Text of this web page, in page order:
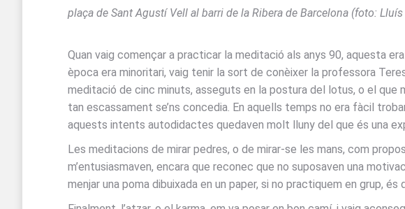
plaça de Sant Agustí Vell al barri de la Ribera de Barcelona (foto:
Quan vaig començar a practicar la meditació als anys 90, aquesta
època era minoritari, vaig tenir la sort de conèixer la professora
meditació de cinc minuts, asseguts en la postura del lotus, o el que
tan escassament se’ns concedia. En aquells temps no era fàcil
aquests intents autodidactes quedaven molt lluny del que és una
Les meditacions de mirar pedres, o de mirar-se les mans, com
m’entusiasmaven, encara que reconec que no suposaven una
menjar una poma dibuixada en un paper, si no practiquem en grup,